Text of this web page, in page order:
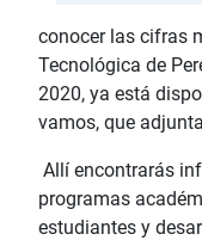
conocer las cifras
Tecnológica de
2020, ya está
vamos, que
Allí encontrarás
programas
estudiantes y